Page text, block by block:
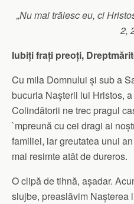
„Nu mai trăiesc eu, ci
2,
Iubiți frați preoți,
Cu mila Domnului și sub a
bucuria Nașterii lui Hristos,
Co­lindătorii ne trec pragul
`mpreună cu cei dragi ai
familiei, iar greutatea unui
mai resimte atât de dureros.
O clipă de tihnă, așadar.
slujbe, preaslăvim Nașterea